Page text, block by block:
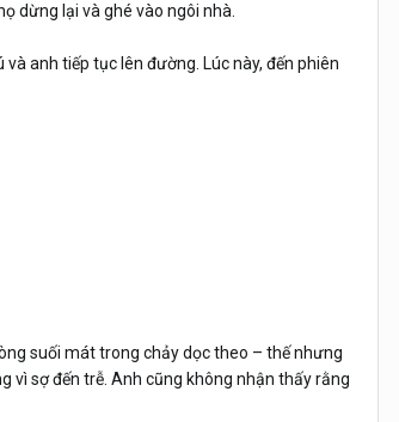
dừng lại và ghé vào ngôi nhà.
anh tiếp tục lên đường. Lúc này, đến phiên
suối mát trong chảy dọc theo – thế nhưng
vì sợ đến trễ. Anh cũng không nhận thấy rằng